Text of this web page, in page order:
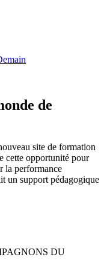
de
site de formation
cette opportunité pour
la performance
un support pédagogique
DU